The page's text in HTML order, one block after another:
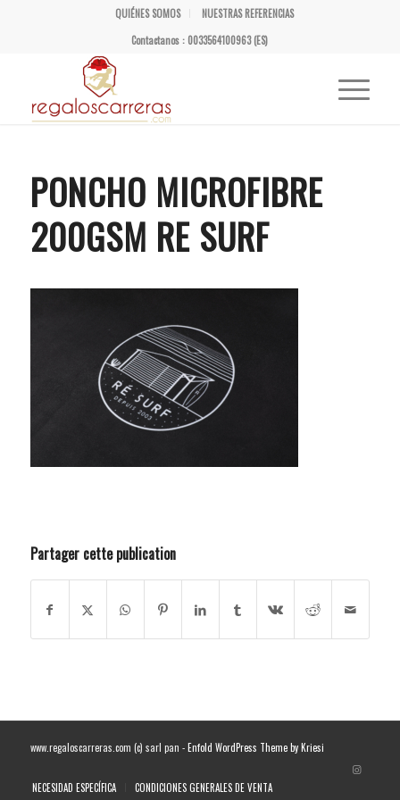
QUIÉNES SOMOS
NUESTRAS REFERENCIAS
Contactanos : 0033564100963 (ES)
PONCHO MICROFIBRE
200GSM RE SURF
Partager cette publication
www.regaloscarreras.com (c) sarl pan -Enfold WordPress Theme by Kriesi
NECESIDAD ESPECÍFICA CONDICIONES GENERALES DE VENTA